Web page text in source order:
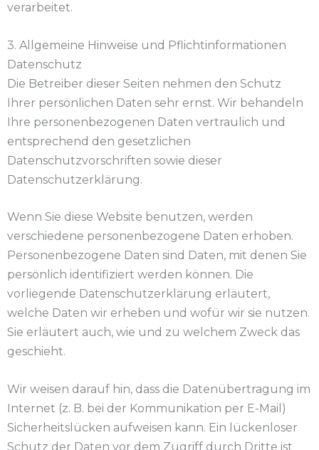
verarbeitet.
3. Allgemeine Hinweise und Pflicht­informationen
Datenschutz
Die Betreiber dieser Seiten nehmen den Schutz
Ihrer persönlichen Daten sehr ernst. Wir behandeln
Ihre personenbezogenen Daten vertraulich und
entsprechend den gesetzlichen
Datenschutzvorschriften sowie dieser
Datenschutzerklärung.
Wenn Sie diese Website benutzen, werden
verschiedene personenbezogene Daten erhoben.
Personenbezogene Daten sind Daten, mit denen Sie
persönlich identifiziert werden können. Die
vorliegende Datenschutzerklärung erläutert,
welche Daten wir erheben und wofür wir sie nutzen.
Sie erläutert auch, wie und zu welchem Zweck das
geschieht.
Wir weisen darauf hin, dass die Datenübertragung im
Internet (z. B. bei der Kommunikation per E-Mail)
Sicherheitslücken aufweisen kann. Ein lückenloser
Schutz der Daten vor dem Zugriff durch Dritte ist